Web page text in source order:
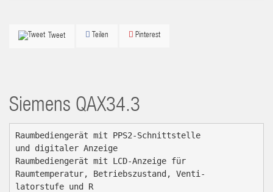
Tweet Teilen Pinterest
Siemens QAX34.3
Raumbediengerät mit PPS2-Schnittstelle
und digitaler Anzeige
Raumbediengerät mit LCD-Anzeige für
Raumtemperatur, Betriebszustand, Venti-
latorstufe und R